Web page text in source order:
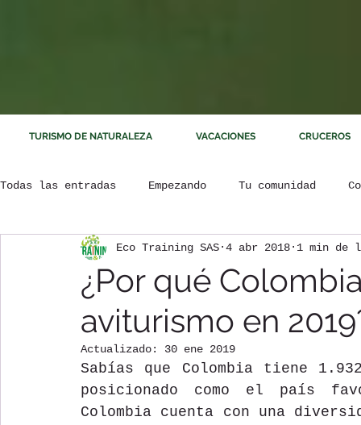
TURISMO DE NATURALEZA VACACIONES CRUCEROS
Todas las entradas Empezando Tu comunidad
¿Por qué
aviturismo en
Eco Training SAS 4 abr 2018 1 min de
Actualizado: 30 ene 2019
Sabías que Colombia tiene
posicionado como el país
Colombia cuenta con una